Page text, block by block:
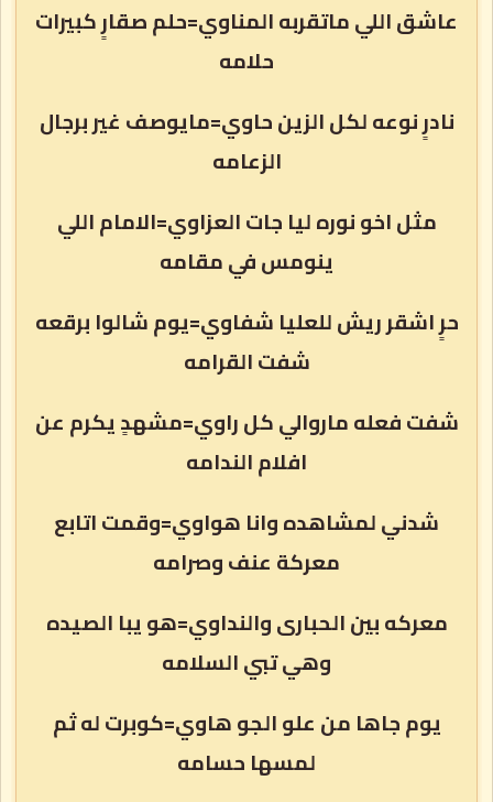
عاشق اللي ماتقربه المناوي=حلم صقارٍ كبيرات
حلامه
نادرٍ نوعه لكل الزين حاوي=مايوصف غير برجال
الزعامه
مثل اخو نوره ليا جات العزاوي=الامام اللي
ينومس في مقامه
حرٍ اشقر ريش للعليا شفاوي=يوم شالوا برقعه
شفت القرامه
شفت فعله ماروالي كل راوي=مشهدٍ يكرم عن
افلام الندامه
شدني لمشاهده وانا هواوي=وقمت اتابع
معركة عنف وصرامه
معركه بين الحبارى والنداوي=هو يبا الصيده
وهي تبي السلامه
يوم جاها من علو الجو هاوي=كوبرت له ثم
لمسها حسامه